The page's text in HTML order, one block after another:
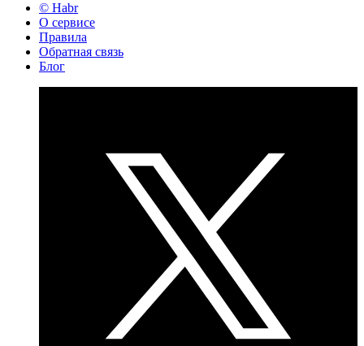
© Habr
О сервисе
Правила
Обратная связь
Блог